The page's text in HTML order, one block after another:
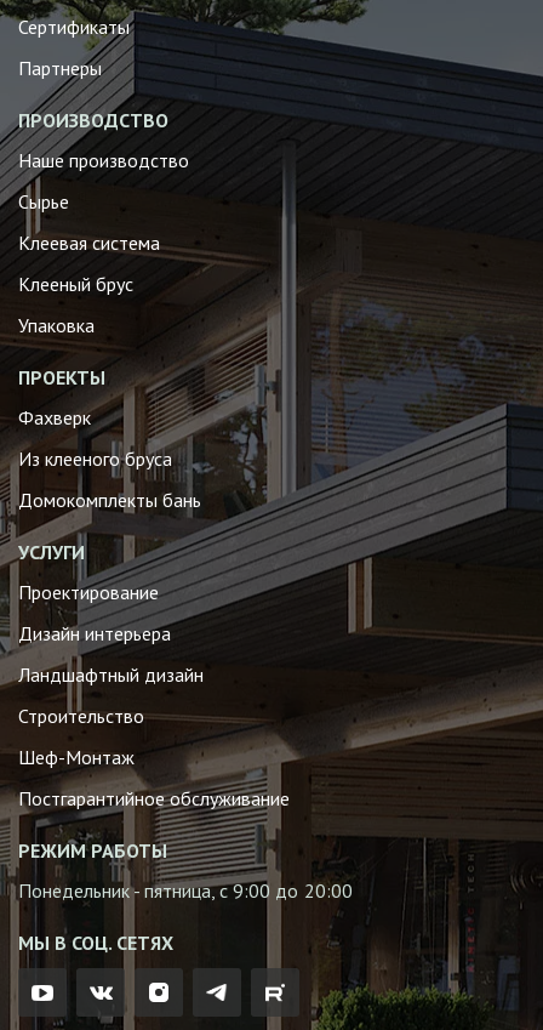
Сертификаты
Партнеры
ПРОИЗВОДСТВО
Наше производство
Сырье
Клеевая система
Клееный брус
Упаковка
ПРОЕКТЫ
Фахверк
Из клееного бруса
Домокомплекты бань
УСЛУГИ
Проектирование
Дизайн интерьера
Ландшафтный дизайн
Строительство
Шеф-Монтаж
Постгарантийное обслуживание
РЕЖИМ РАБОТЫ
Понедельник - пятница, с 9:00 до 20:00
МЫ В СОЦ. СЕТЯХ